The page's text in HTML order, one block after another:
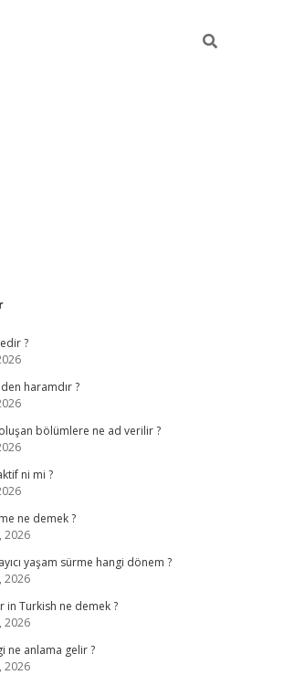
?
haramdır ?
bölümlere ne ad verilir ?
ni mi ?
ne demek ?
2026
yaşam sürme hangi dönem ?
2026
in Turkish ne demek ?
2026
ne anlama gelir ?
2026